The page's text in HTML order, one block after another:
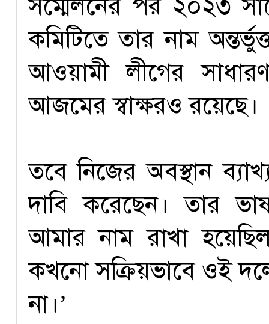
সম্মেলনের পর ২০২৩
কমিটিতে তার নাম
আওয়ামী লীগের
আজমের স্বাক্ষরও রয়েছে।
তবে নিজের অবস্থান
দাবি করেছেন। তার
আমার নাম রাখা
কখনো সক্রিয়ভাবে ওই
না।’